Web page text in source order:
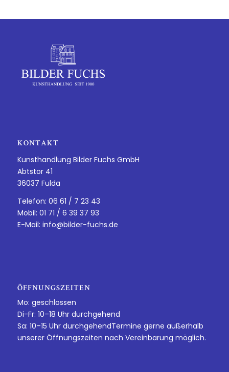
KONTAKT
Kunsthandlung Bilder Fuchs GmbH
Abtstor 41
36037 Fulda
Telefon: 06 61 / 7 23 43
Mobil: 01 71 / 6 39 37 93
E-Mail: info@bilder-fuchs.de
ÖFFNUNGSZEITEN
Mo: geschlossen
Di-Fr: 10–18 Uhr durchgehend
Sa: 10–15 Uhr durchgehendTermine gerne außerhalb
unserer Öffnungszeiten nach Vereinbarung möglich.